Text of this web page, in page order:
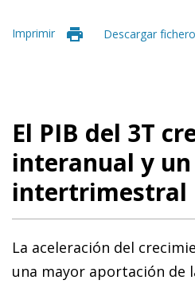
Imprimir Descargar fichero
El PIB del 3T
interanual y un
intertrimestral
La aceleración del
una mayor aportación de